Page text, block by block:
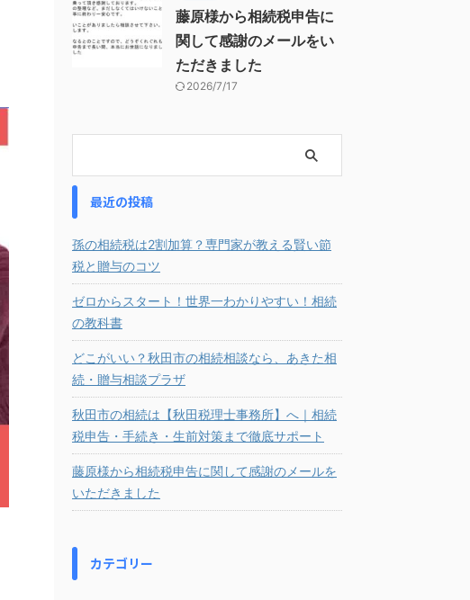
藤原様から相続税申告に
関して感謝のメールをい
ただきました
2026/7/17
最近の投稿
孫の相続税は2割加算？専門家が教える賢い節
税と贈与のコツ
ゼロからスタート！世界一わかりやすい！相続
の教科書
どこがいい？秋田市の相続相談なら、あきた相
続・贈与相談プラザ
秋田市の相続は【秋田税理士事務所】へ｜相続
税申告・手続き・生前対策まで徹底サポート
藤原様から相続税申告に関して感謝のメールを
いただきました
カテゴリー